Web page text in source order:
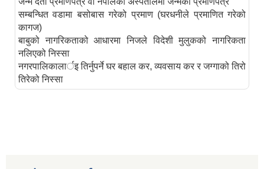
सम्बन्धित वडामा बसोबास गरेको प्रमाण (घरधनीले प्रमाणित गरेको
कागज)
बाबुको नागरिकताको आधारमा निजले विदेशी मुलुकको नागरिकता
नलिएको निस्सा
नगरपालिकालार्इ तिर्नुपर्ने घर बहाल कर, व्यवसाय कर र जग्गाको तिरो
तिरेको निस्सा